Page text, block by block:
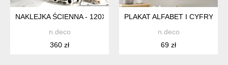
NAKLEJKA ŚCIENNA - 120X180CM GÓRY I KROPKI
n.deco
360 zł
PLAKAT ALFABET I CYFRY
n.deco
69 zł